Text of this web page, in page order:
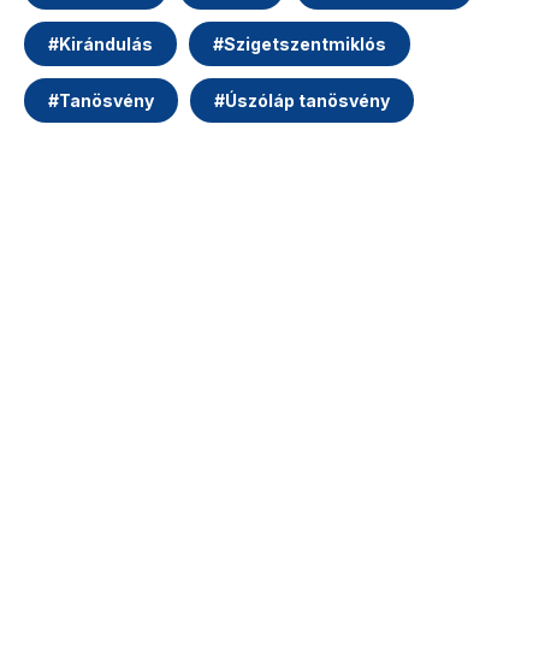
#Kirándulás #Szigetszentmiklós
#Tanösvény #Úszóláp tanösvény